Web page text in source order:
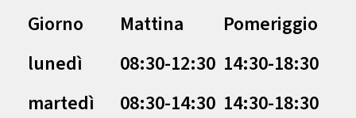
Giorno Mattina
Pomeriggio
lunedì
08:30-12:30 14:30-18:30
martedì
08:30-14:30 14:30-18:30